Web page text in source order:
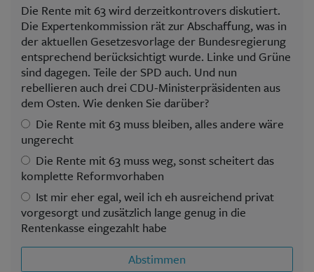
Die Rente mit 63 wird derzeitkontrovers diskutiert.
Die Expertenkommission rät zur Abschaffung, was in
der aktuellen Gesetzesvorlage der Bundesregierung
entsprechend berücksichtigt wurde. Linke und Grüne
sind dagegen. Teile der SPD auch. Und nun
rebellieren auch drei CDU-Ministerpräsidenten aus
dem Osten. Wie denken Sie darüber?
Die Rente mit 63 muss bleiben, alles andere wäre
ungerecht
Die Rente mit 63 muss weg, sonst scheitert das
komplette Reformvorhaben
Ist mir eher egal, weil ich eh ausreichend privat
vorgesorgt und zusätzlich lange genug in die
Rentenkasse eingezahlt habe
Abstimmen